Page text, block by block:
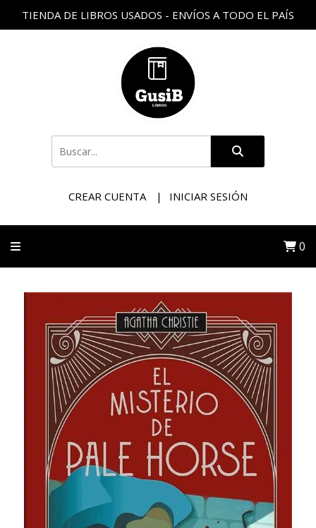
TIENDA DE LIBROS USADOS - ENVÍOS A TODO EL PAÍS
CREAR CUENTA INICIAR SESIÓN
0